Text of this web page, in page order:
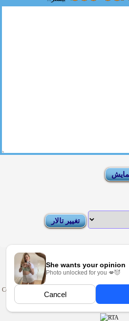
Rules
Sexy Pictures Archive | Adult Forums
Copyright © 2009-2025
. Looti Forums is